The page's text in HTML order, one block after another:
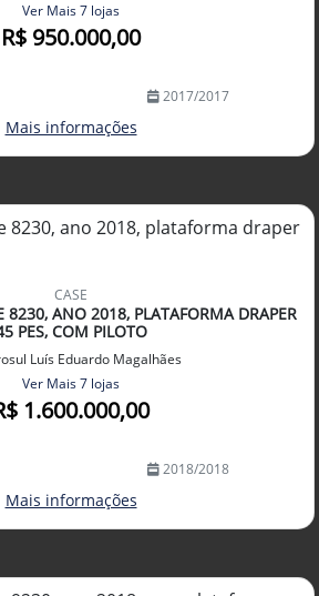
Ver Mais 7 lojas
R$ 950.000,00
2017/2017
Mais informações
CASE
8230, ANO 2018, PLATAFORMA DRAPER
PES, COM PILOTO
Luís Eduardo Magalhães
Ver Mais 7 lojas
1.600.000,00
2018/2018
Mais informações